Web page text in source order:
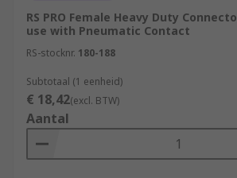
RS PRO Female Heavy Duty
use with Pneumatic Contact
RS-stocknr. 180-188
Subtotaal (1 eenheid)
€ 18,42(excl. BTW)
Aantal